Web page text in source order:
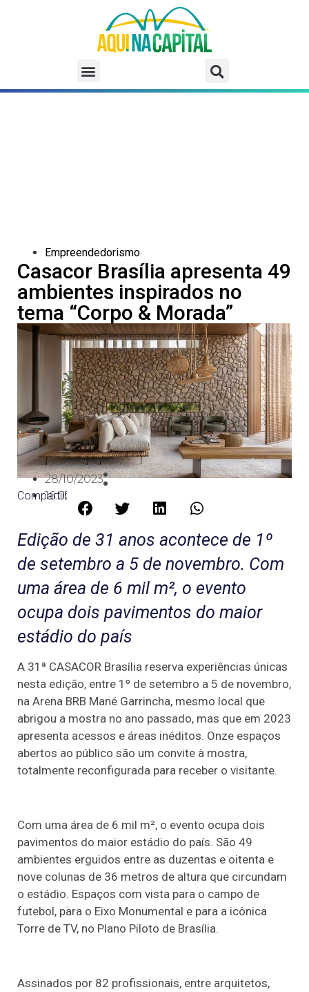
Empreendedorismo
Casacor Brasília apresenta 49
ambientes inspirados no
tema “Corpo & Morada”
28/10/2023
16:02
Compartilhe:
Edição de 31 anos acontece de 1º
de setembro a 5 de novembro. Com
uma área de 6 mil m², o evento
ocupa dois pavimentos do maior
estádio do país
A 31ª CASACOR Brasília reserva experiências únicas
nesta edição, entre 1º de setembro a 5 de novembro,
na Arena BRB Mané Garrincha, mesmo local que
abrigou a mostra no ano passado, mas que em 2023
apresenta acessos e áreas inéditos. Onze espaços
abertos ao público são um convite à mostra,
totalmente reconfigurada para receber o visitante.
Com uma área de 6 mil m², o evento ocupa dois
pavimentos do maior estádio do país. São 49
ambientes erguidos entre as duzentas e oitenta e
nove colunas de 36 metros de altura que circundam
o estádio. Espaços com vista para o campo de
futebol, para o Eixo Monumental e para a icônica
Torre de TV, no Plano Piloto de Brasília.
Assinados por 82 profissionais, entre arquitetos,